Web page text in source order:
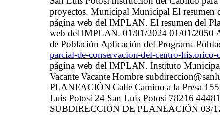
proyectos. Municipal Municipal El resumen
página web del IMPLAN. El resumen del
web del IMPLAN. 01/01/2024 01/01/2050
de Población Aplicación del Programa
parcial-de-conservacion-del-centro-historico-
página web del IMPLAN. Instituto
Vacante Vacante Hombre
PLANEACIÓN Calle Camino a la Presa
Luis Potosí 24 San Luis Potosí 78216
SUBDIRECCIÓN DE PLANEACIÓN 03/